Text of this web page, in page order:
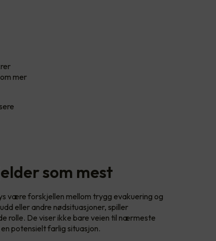
mer
som mest
være forskjellen mellom trygg evakuering og
eller andre nødsituasjoner, spiller
rolle. De viser ikke bare veien til nærmeste
potensielt farlig situasjon.